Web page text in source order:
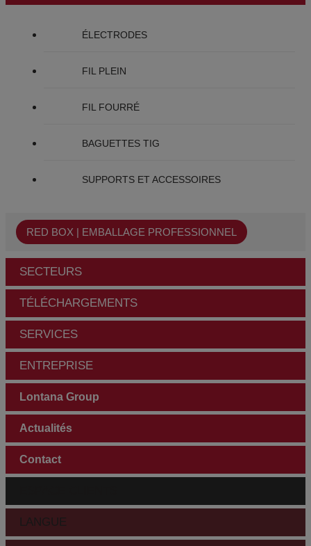
ÉLECTRODES
FIL PLEIN
FIL FOURRÉ
BAGUETTES TIG
SUPPORTS ET ACCESSOIRES
RED BOX | EMBALLAGE PROFESSIONNEL
SECTEURS
TÉLÉCHARGEMENTS
SERVICES
ENTREPRISE
Lontana Group
Actualités
Contact
LANGUE